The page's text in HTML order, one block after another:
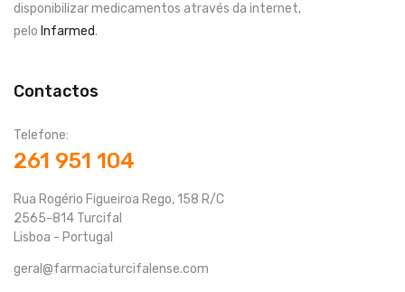
disponibilizar medicamentos através da internet,
pelo Infarmed.
Contactos
Telefone:
261 951 104
Rua Rogério Figueiroa Rego, 158 R/C
2565-814 Turcifal
Lisboa - Portugal
geral@farmaciaturcifalense.com